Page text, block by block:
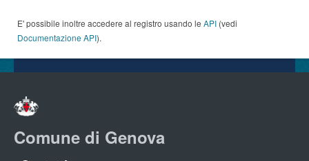
E' possibile inoltre accedere al registro usando le API (vedi
Documentazione API).
Comune di Genova